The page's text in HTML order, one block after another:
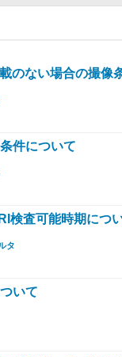
のない場合の撮像
件について
検査可能時期につ
タ
いて